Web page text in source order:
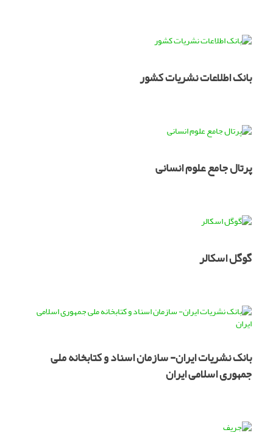
بانک اطلاعات نشریات کشور
پرتال جامع علوم انسانی
گوگل اسکالر
بانک نشریات ایران- سازمان اسناد و کتابخانه ملی
جمهوری اسلامی ایران